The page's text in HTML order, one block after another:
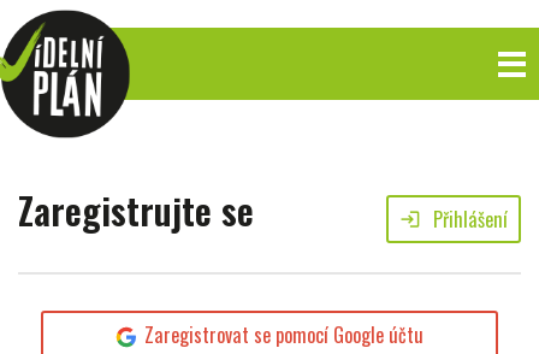
Zaregistrujte se login Přihlášení
Zaregistrovat se pomocí Google účtu